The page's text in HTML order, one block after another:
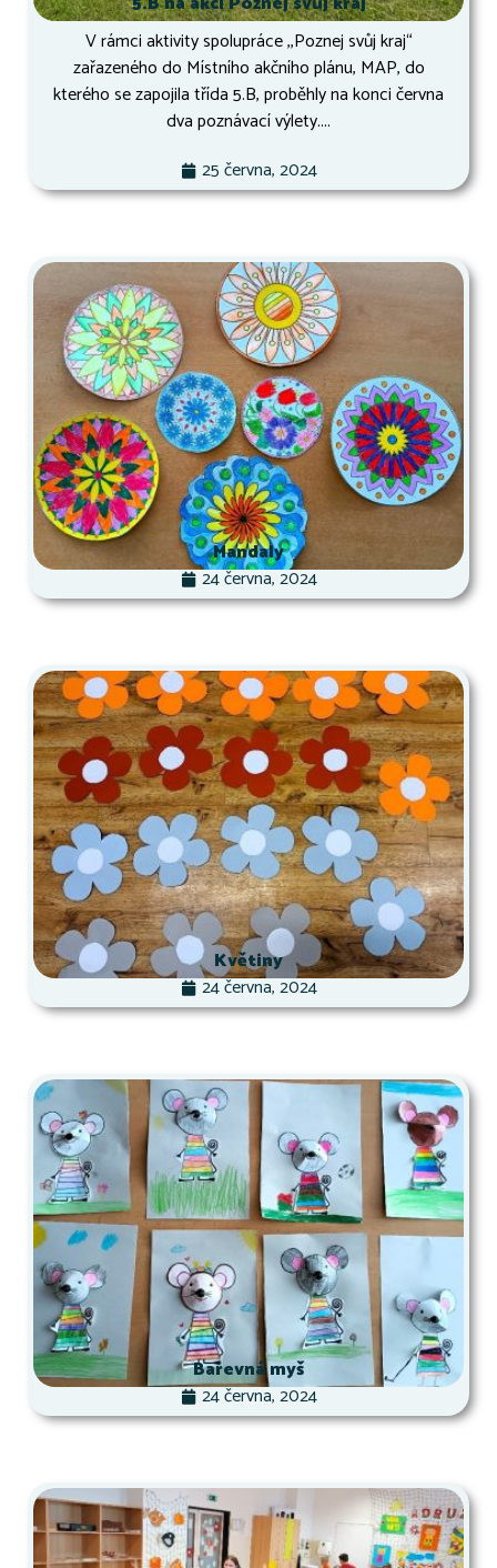
V rámci aktivity spolupráce ,,Poznej svůj kraj“
zařazeného do Místního akčního plánu, MAP, do
kterého se zapojila třída 5.B, proběhly na konci června
dva poznávací výlety....
25 června, 2024
Mandaly
24 června, 2024
Květiny
24 června, 2024
Barevná myš
24 června, 2024